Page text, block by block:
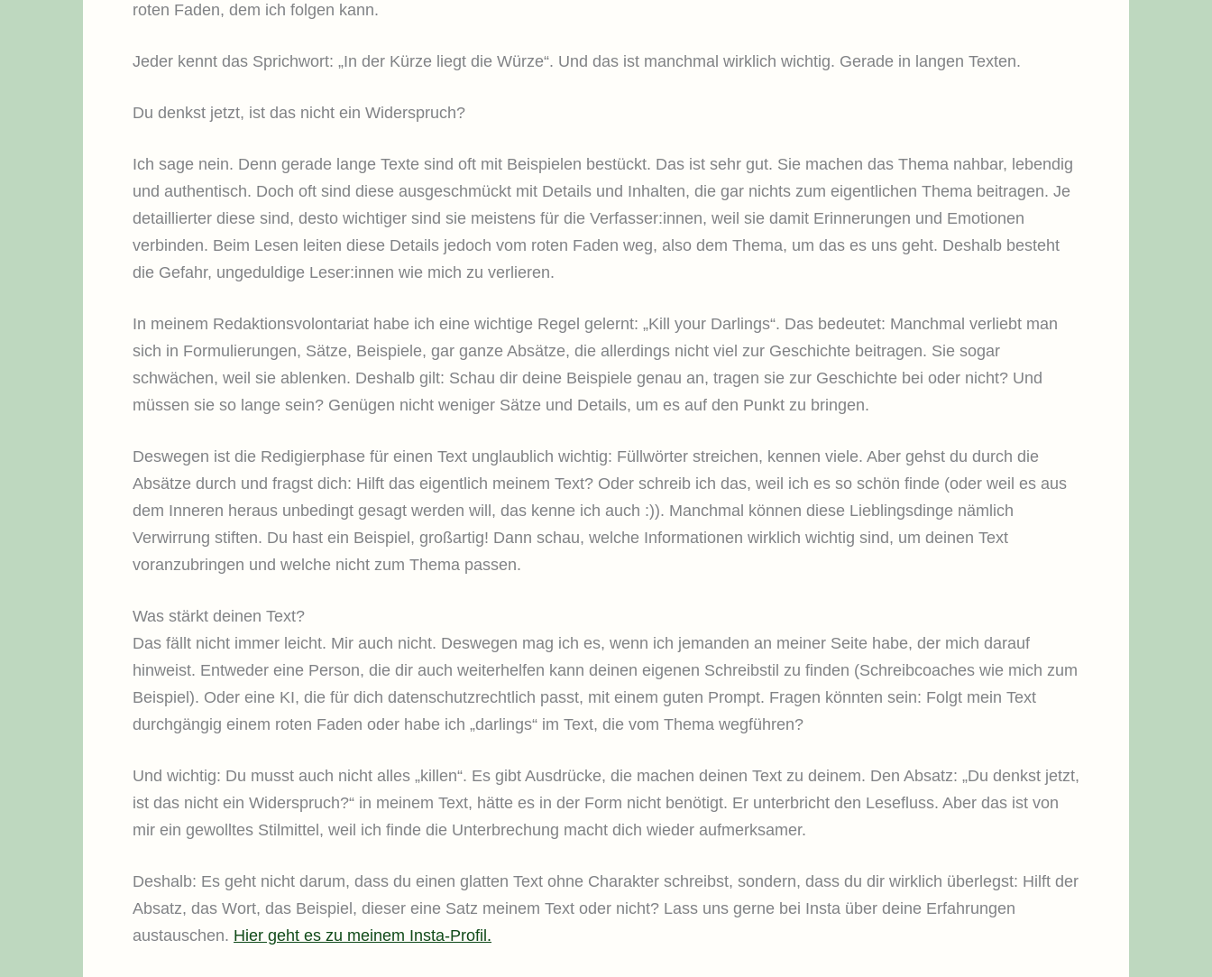
roten Faden, dem ich folgen kann.
Jeder kennt das Sprichwort: „In der Kürze liegt die Würze“. Und das ist manchmal wirklich wichtig. Gerade in langen Texten.
Du denkst jetzt, ist das nicht ein Widerspruch?
Ich sage nein. Denn gerade lange Texte sind oft mit Beispielen bestückt. Das ist sehr gut. Sie machen das Thema nahbar, lebendig
und authentisch. Doch oft sind diese ausgeschmückt mit Details und Inhalten, die gar nichts zum eigentlichen Thema beitragen. Je
detaillierter diese sind, desto wichtiger sind sie meistens für die Verfasser:innen, weil sie damit Erinnerungen und Emotionen
verbinden. Beim Lesen leiten diese Details jedoch vom roten Faden weg, also dem Thema, um das es uns geht. Deshalb besteht
die Gefahr, ungeduldige Leser:innen wie mich zu verlieren.
In meinem Redaktionsvolontariat habe ich eine wichtige Regel gelernt: „Kill your Darlings“. Das bedeutet: Manchmal verliebt man
sich in Formulierungen, Sätze, Beispiele, gar ganze Absätze, die allerdings nicht viel zur Geschichte beitragen. Sie sogar
schwächen, weil sie ablenken. Deshalb gilt: Schau dir deine Beispiele genau an, tragen sie zur Geschichte bei oder nicht? Und
müssen sie so lange sein? Genügen nicht weniger Sätze und Details, um es auf den Punkt zu bringen.
Deswegen ist die Redigierphase für einen Text unglaublich wichtig: Füllwörter streichen, kennen viele. Aber gehst du durch die
Absätze durch und fragst dich: Hilft das eigentlich meinem Text? Oder schreib ich das, weil ich es so schön finde (oder weil es aus
dem Inneren heraus unbedingt gesagt werden will, das kenne ich auch :)). Manchmal können diese Lieblingsdinge nämlich
Verwirrung stiften. Du hast ein Beispiel, großartig! Dann schau, welche Informationen wirklich wichtig sind, um deinen Text
voranzubringen und welche nicht zum Thema passen.
Was stärkt deinen Text?
Das fällt nicht immer leicht. Mir auch nicht. Deswegen mag ich es, wenn ich jemanden an meiner Seite habe, der mich darauf
hinweist. Entweder eine Person, die dir auch weiterhelfen kann deinen eigenen Schreibstil zu finden (Schreibcoaches wie mich zum
Beispiel). Oder eine KI, die für dich datenschutzrechtlich passt, mit einem guten Prompt. Fragen könnten sein: Folgt mein Text
durchgängig einem roten Faden oder habe ich „darlings“ im Text, die vom Thema wegführen?
Und wichtig: Du musst auch nicht alles „killen“. Es gibt Ausdrücke, die machen deinen Text zu deinem. Den Absatz: „Du denkst jetzt,
ist das nicht ein Widerspruch?“ in meinem Text, hätte es in der Form nicht benötigt. Er unterbricht den Lesefluss. Aber das ist von
mir ein gewolltes Stilmittel, weil ich finde die Unterbrechung macht dich wieder aufmerksamer.
Deshalb: Es geht nicht darum, dass du einen glatten Text ohne Charakter schreibst, sondern, dass du dir wirklich überlegst: Hilft der
Absatz, das Wort, das Beispiel, dieser eine Satz meinem Text oder nicht? Lass uns gerne bei Insta über deine Erfahrungen
austauschen. Hier geht es zu meinem Insta-Profil.